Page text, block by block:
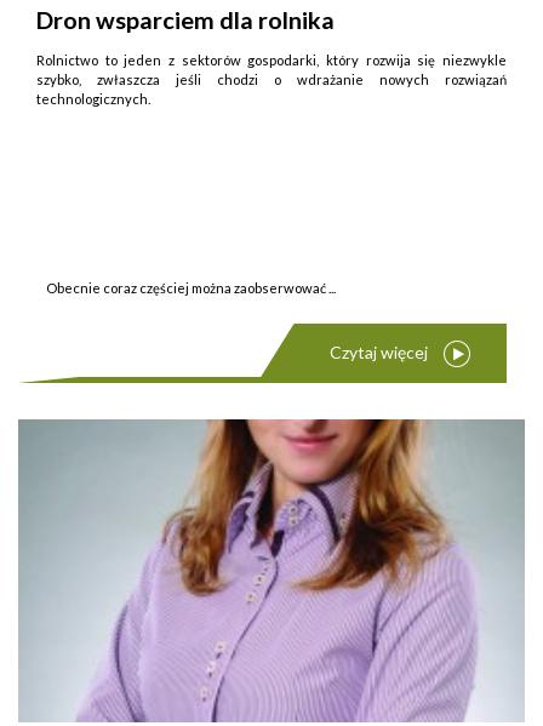
Dron wsparciem dla rolnika
Rolnictwo to jeden z sektorów gospodarki, który rozwija się niezwykle
szybko, zwłaszcza jeśli chodzi o wdrażanie nowych rozwiązań
technologicznych.
Obecnie coraz częściej można zaobserwować ...
Czytaj więcej